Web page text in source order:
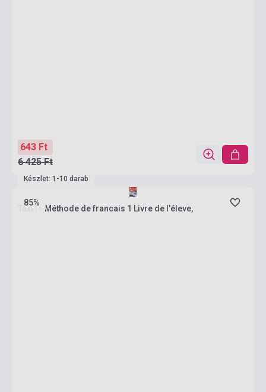
643 Ft
6 425 Ft
85%
Készlet: 1-10 darab
Taxi ! - Méthode de francais 1 Livre de l'éleve,